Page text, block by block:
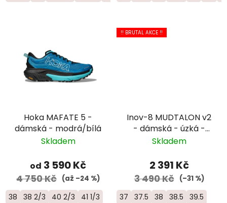
Hoka MAFATE 5 -
dámská - modrá/bílá
Skladem
od 3 590 Kč
4 750 Kč (až –24 %)
38 38 2/3 40 2/3 41 1/3
!! BRUTAL AKCE !!
Inov-8 MUDTALON v2
- dámská - úzká -
modrá/černá
Skladem
2 391 Kč
3 490 Kč (–31 %)
37 37.5 38 38.5 39.5